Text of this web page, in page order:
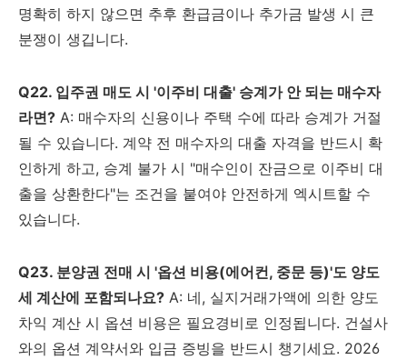
명확히 하지 않으면 추후 환급금이나 추가금 발생 시 큰
분쟁이 생깁니다.
Q22. 입주권 매도 시 '이주비 대출' 승계가 안 되는 매수자
라면? A: 매수자의 신용이나 주택 수에 따라 승계가 거절
될 수 있습니다. 계약 전 매수자의 대출 자격을 반드시 확
인하게 하고, 승계 불가 시 "매수인이 잔금으로 이주비 대
출을 상환한다"는 조건을 붙여야 안전하게 엑시트할 수
있습니다.
Q23. 분양권 전매 시 '옵션 비용(에어컨, 중문 등)'도 양도
세 계산에 포함되나요? A: 네, 실지거래가액에 의한 양도
차익 계산 시 옵션 비용은 필요경비로 인정됩니다. 건설사
와의 옵션 계약서와 입금 증빙을 반드시 챙기세요. 2026